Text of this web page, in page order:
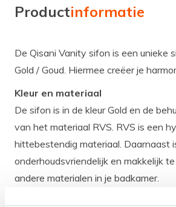
Productinformatie
De Qisani Vanity sifon is een unieke
Gold / Goud. Hiermee creëer je
Kleur en materiaal
De sifon is in de kleur Gold en de
van het materiaal RVS. RVS is een
hittebestendig materiaal. Daarnaast
onderhoudsvriendelijk en makkelijk
andere materialen in je badkamer.